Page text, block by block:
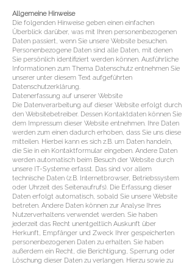
Allgemeine Hinweise
Die folgenden Hinweise geben einen einfachen
Überblick darüber, was mit Ihren personenbezogenen
Daten passiert, wenn Sie unsere Website besuchen.
Personenbezogene Daten sind alle Daten, mit denen
Sie persönlich identifiziert werden können. Ausführliche
Informationen zum Thema Datenschutz entnehmen Sie
unserer unter diesem Text aufgeführten
Datenschutzerklärung.
Datenerfassung auf unserer Website
Die Datenverarbeitung auf dieser Website erfolgt durch
den Websitebetreiber. Dessen Kontaktdaten können Sie
dem Impressum dieser Website entnehmen. Ihre Daten
werden zum einen dadurch erhoben, dass Sie uns diese
mitteilen. Hierbei kann es sich z.B. um Daten handeln,
die Sie in ein Kontaktformular eingeben. Andere Daten
werden automatisch beim Besuch der Website durch
unsere IT-Systeme erfasst. Das sind vor allem
technische Daten (z.B. Internetbrowser, Betriebssystem
oder Uhrzeit des Seitenaufrufs). Die Erfassung dieser
Daten erfolgt automatisch, sobald Sie unsere Website
betreten. Andere Daten können zur Analyse Ihres
Nutzerverhaltens verwendet werden. Sie haben
jederzeit das Recht unentgeltlich Auskunft über
Herkunft, Empfänger und Zweck Ihrer gespeicherten
personenbezogenen Daten zu erhalten. Sie haben
außerdem ein Recht, die Berichtigung, Sperrung oder
Löschung dieser Daten zu verlangen. Hierzu sowie zu